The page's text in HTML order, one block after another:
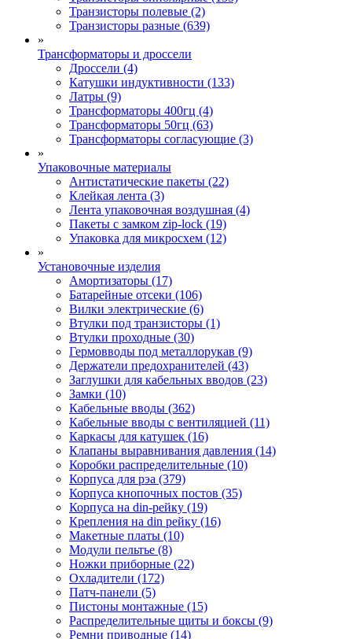
Транзисторы полевые (2)
Транзисторы разные (639)
»
Трансформаторы и дроссели
Дроссели (4)
Катушки индуктивности (133)
Латры (9)
Трансформаторы 400гц (4)
Трансформаторы 50гц (63)
Трансформаторы согласующие (3)
»
Упаковочные материалы
Антистатические пакеты (22)
Клейкая лента (3)
Лента упаковочная воздушная (4)
Пакеты с замком zip-lock (19)
Упаковка для микросхем (12)
»
Установочные изделия
Амортизаторы (17)
Батарейные отсеки (106)
Вилки электрические (6)
Втулки под транзисторы (1)
Втулки проходные (30)
Гермовводы под металлорукав (9)
Держатели предохранителей (43)
Заглушки для кабельных вводов (23)
Замки (10)
Кабельные вводы (362)
Кабельные вводы с вентиляцией (11)
Каркасы для катушек (16)
Клапаны выравнивания давления (14)
Коробки распределительные (10)
Корпуса для рэа (379)
Корпуса кнопочных постов (35)
Корпуса на din-рейку (19)
Крепления на din рейку (16)
Макетные платы (10)
Модули пельтье (8)
Ножки приборные (22)
Охладители (172)
Патч-панели (5)
Пистоны монтажные (15)
Распределительные щиты и боксы (9)
Ремни приводные (14)